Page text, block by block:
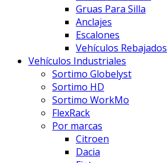
Gruas Para Silla
Anclajes
Escalones
Vehículos Rebajados
Vehículos Industriales
Sortimo Globelyst
Sortimo HD
Sortimo WorkMo
FlexRack
Por marcas
Citroen
Dacia